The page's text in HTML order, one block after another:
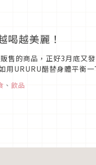
喝越美麗！
售的商品，正好3月底又
用URURU醋替身體平衡一
、 飲品